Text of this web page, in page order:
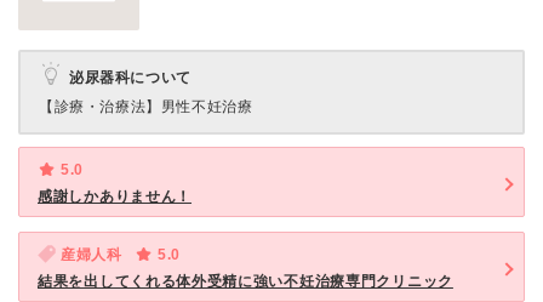
泌尿器科について
【診療・治療法】 男性不妊治療
5.0
感謝しかありません！
産婦人科
5.0
結果を出してくれる体外受精に強い不妊治療専門クリニック